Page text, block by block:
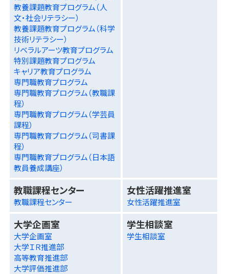
教養課題教育プログラム（人
文・社会リテラシー）
教養課題教育プログラム（科学
技術リテラシー）
リベラルアーツ教育プログラム
特別課題教育プログラム
キャリア教育プログラム
専門職教育プログラム
専門職教育プログラム（教職課
程）
専門職教育プログラム（学芸員
課程）
専門職教育プログラム（司書課
程）
専門職教育プログラム（日本語
教員養成講座）
教職課程センター
教職課程センター
女性活躍推進室
女性活躍推進室
大学企画室
大学企画室
大学ＩＲ推進部
高等教育推進部
大学評価推進部
学生相談室
学生相談室